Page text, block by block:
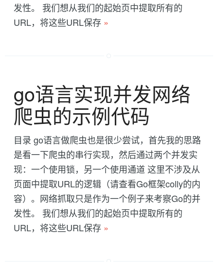
发性。 我们想从我们的起始页中提取所有的
URL，将这些URL保存 »
go语言实现并发网络
爬虫的示例代码
目录 go语言做爬虫也是很少尝试，首先我的思路
是看一下爬虫的串行实现，然后通过两个并发实
现：一个使用锁，另一个使用通道 这里不涉及从
页面中提取URL的逻辑（请查看Go框架colly的内
容）。网络抓取只是作为一个例子来考察Go的并
发性。 我们想从我们的起始页中提取所有的
URL，将这些URL保存 »